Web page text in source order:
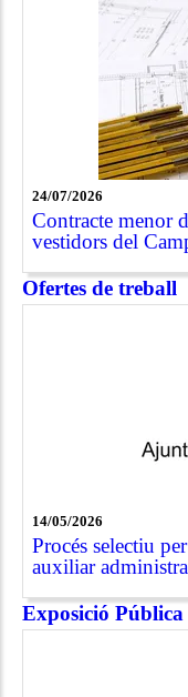
24/07/2026
Contracte menor
vestidors del
Ofertes de treball
14/05/2026
Procés selectiu
auxiliar
Exposició Pública